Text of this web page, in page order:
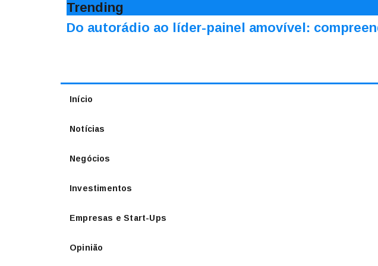
Trending
Do autorádio ao líder-painel amovível:
Início
Notícias
Negócios
Investimentos
Empresas e Start-Ups
Opinião